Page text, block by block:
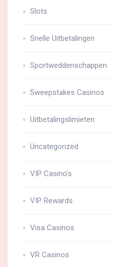
Slots
Snelle Uitbetalingen
Sportweddenschappen
Sweepstakes Casinos
Uitbetalingslimieten
Uncategorized
VIP Casino's
VIP Rewards
Visa Casinos
VR Casinos